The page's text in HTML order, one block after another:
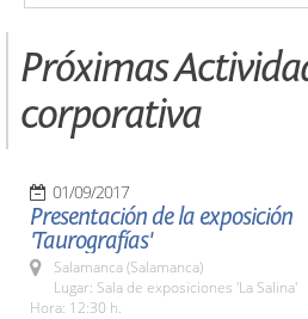
Próximas
corporativa
01/09/2017
Presentación de la exposición
'Taurografías'
Salamanca (Salamanca)
Lugar: Sala de exposiciones 'La Salina'
Hora: 12:30 h.